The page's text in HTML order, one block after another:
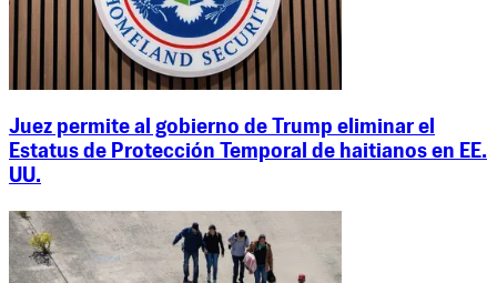
Juez permite al gobierno de Trump eliminar el
Estatus de Protección Temporal de haitianos en EE.
UU.